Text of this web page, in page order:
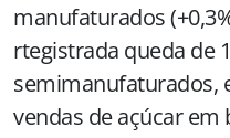
manufaturados
rtegistrada queda de
semimanufaturados,
vendas de açúcar em